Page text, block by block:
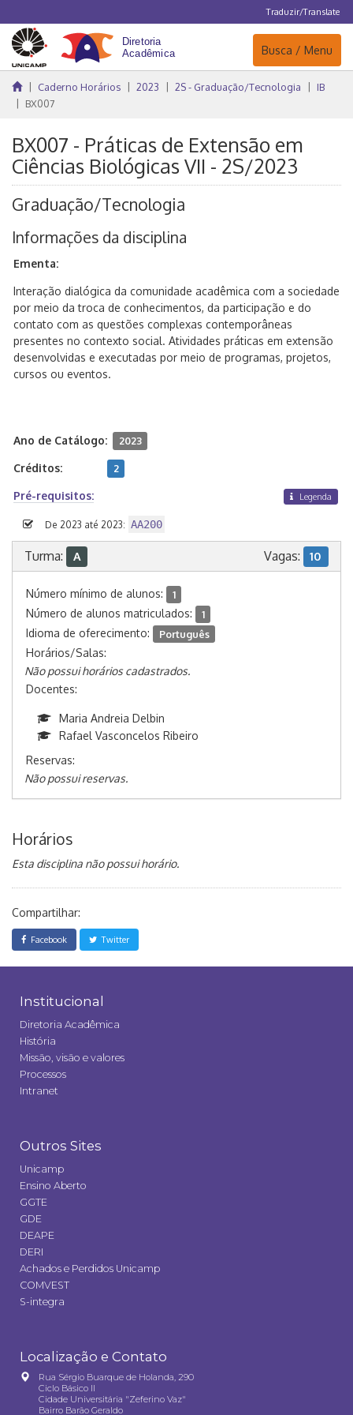
Traduzir/Translate
Navegação
Busca / Menu
Caderno Horários 2023 2S - Graduação/Tecnologia
IB
BX007
BX007 - Práticas de Extensão em
Ciências Biológicas VII - 2S/2023
Graduação/Tecnologia
Informações da disciplina
Ementa:
Interação dialógica da comunidade acadêmica com a sociedade
por meio da troca de conhecimentos, da participação e do
contato com as questões complexas contemporâneas
presentes no contexto social. Atividades práticas em extensão
desenvolvidas e executadas por meio de programas, projetos,
cursos ou eventos.
Ano de Catálogo: 2023
Créditos: 2
Pré-requisitos: Legenda
De 2023 até 2023: AA200
Turma: A Vagas: 10
Número mínimo de alunos: 1
Número de alunos matriculados: 1
Idioma de oferecimento: Português
Horários/Salas:
Não possui horários cadastrados.
Docentes:
Maria Andreia Delbin
Rafael Vasconcelos Ribeiro
Reservas:
Não possui reservas.
Horários
Esta disciplina não possui horário.
Compartilhar:
Facebook Twitter
Institucional
Diretoria Acadêmica
História
Missão, visão e valores
Processos
Intranet
Outros Sites
Unicamp
Ensino Aberto
GGTE
GDE
DEAPE
DERI
Achados e Perdidos Unicamp
COMVEST
S-integra
Localização e Contato
Rua Sérgio Buarque de Holanda, 290
Ciclo Básico II
Cidade Universitária "Zeferino Vaz"
Bairro Barão Geraldo